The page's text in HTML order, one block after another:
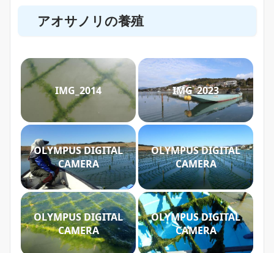
アオサノリの養殖
IMG_2014 IMG_2023
OLYMPUS DIGITAL
CAMERA
OLYMPUS DIGITAL
CAMERA
OLYMPUS DIGITAL
CAMERA
OLYMPUS DIGITAL
CAMERA